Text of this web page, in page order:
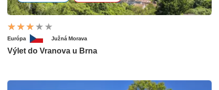
Európa Južná Morava
Výlet do Vranova u Brna